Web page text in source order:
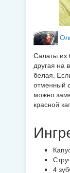
Салаты из
другая на
белая.
отменный
можно
красной
4